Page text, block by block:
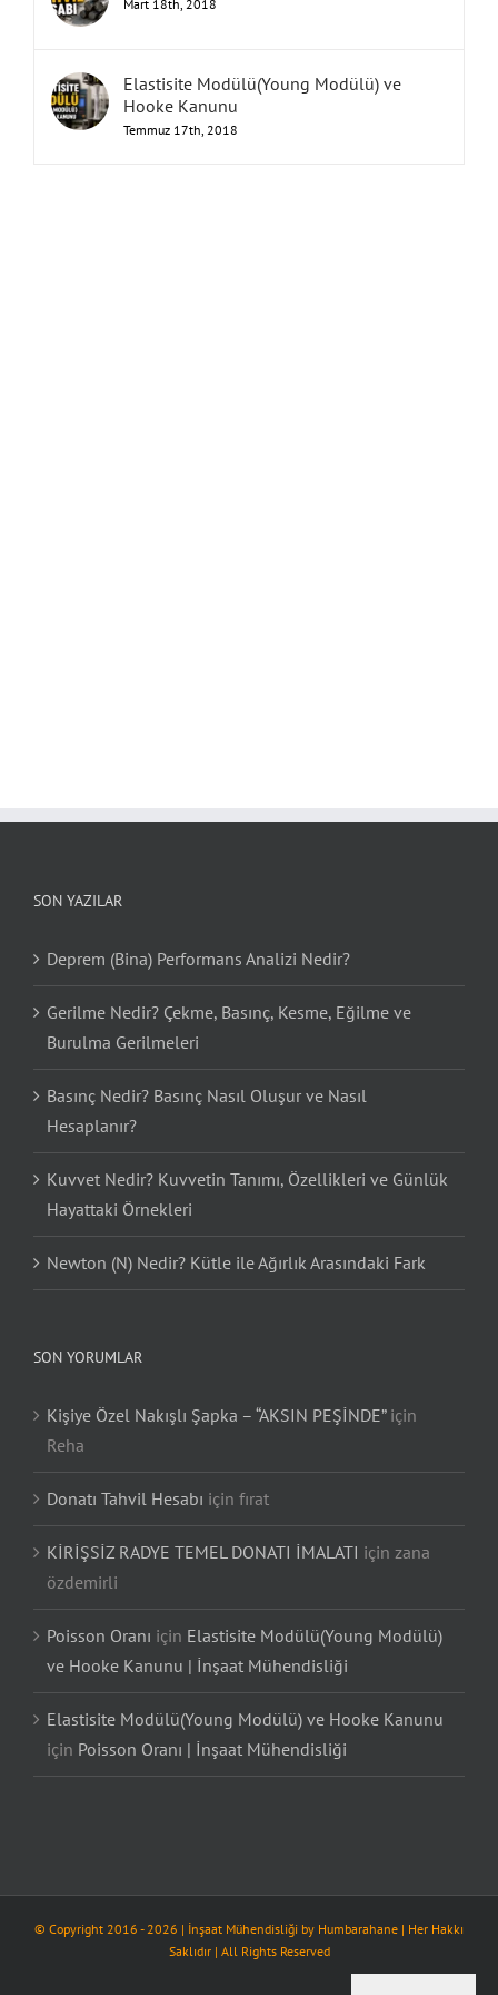
Mart 18th, 2018
Elastisite Modülü(Young Modülü) ve
Hooke Kanunu
Temmuz 17th, 2018
SON YAZILAR
Deprem (Bina) Performans Analizi Nedir?
Gerilme Nedir? Çekme, Basınç, Kesme, Eğilme ve
Burulma Gerilmeleri
Basınç Nedir? Basınç Nasıl Oluşur ve Nasıl
Hesaplanır?
Kuvvet Nedir? Kuvvetin Tanımı, Özellikleri ve Günlük
Hayattaki Örnekleri
Newton (N) Nedir? Kütle ile Ağırlık Arasındaki Fark
SON YORUMLAR
Kişiye Özel Nakışlı Şapka – “AKSIN PEŞİNDE”için
Reha
Donatı Tahvil Hesabı için fırat
KİRİŞSİZ RADYE TEMEL DONATI İMALATI için zana
özdemirli
Poisson Oranı için Elastisite Modülü(Young Modülü)
ve Hooke Kanunu | İnşaat Mühendisliği
Elastisite Modülü(Young Modülü) ve Hooke Kanunu
için Poisson Oranı | İnşaat Mühendisliği
© Copyright 2016 -2026 | İnşaat Mühendisliği by Humbarahane | Her Hakkı
Saklıdır | All Rights Reserved